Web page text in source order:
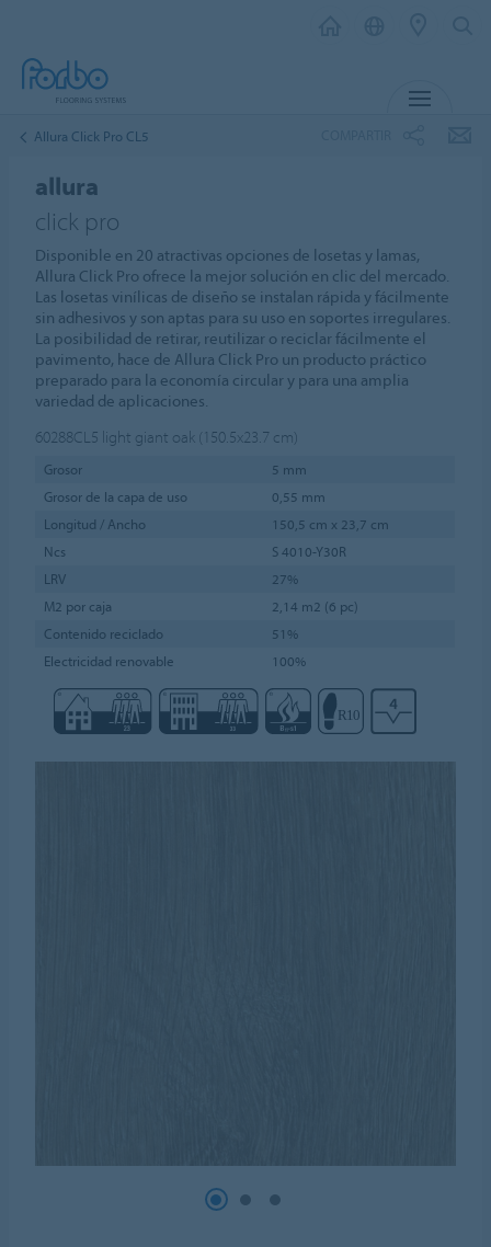
Allura Click Pro CL5
allura
click pro
Disponible en 20 atractivas opciones de losetas y lamas,
Allura Click Pro ofrece la mejor solución en clic del mercado.
Las losetas vinílicas de diseño se instalan rápida y fácilmente
sin adhesivos y son aptas para su uso en soportes irregulares.
La posibilidad de retirar, reutilizar o reciclar fácilmente el
pavimento, hace de Allura Click Pro un producto práctico
preparado para la economía circular y para una amplia
variedad de aplicaciones.
60288CL5 light giant oak (150.5x23.7 cm)
Grosor
5 mm
Grosor de la capa de uso
0,55 mm
Longitud / Ancho
150,5 cm x 23,7 cm
Ncs
S 4010-Y30R
LRV
27%
M2 por caja
2,14 m2 (6 pc)
Contenido reciclado
51%
Electricidad renovable
100%